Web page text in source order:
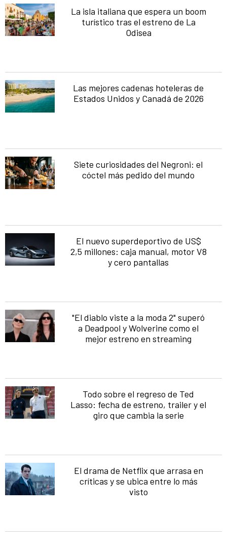
La isla italiana que espera un boom
turístico tras el estreno de La
Odisea
Las mejores cadenas hoteleras de
Estados Unidos y Canadá de 2026
Siete curiosidades del Negroni: el
cóctel más pedido del mundo
El nuevo superdeportivo de US$
2,5 millones: caja manual, motor V8
y cero pantallas
"El diablo viste a la moda 2" superó
a Deadpool y Wolverine como el
mejor estreno en streaming
Todo sobre el regreso de Ted
Lasso: fecha de estreno, trailer y el
giro que cambia la serie
El drama de Netflix que arrasa en
críticas y se ubica entre lo más
visto